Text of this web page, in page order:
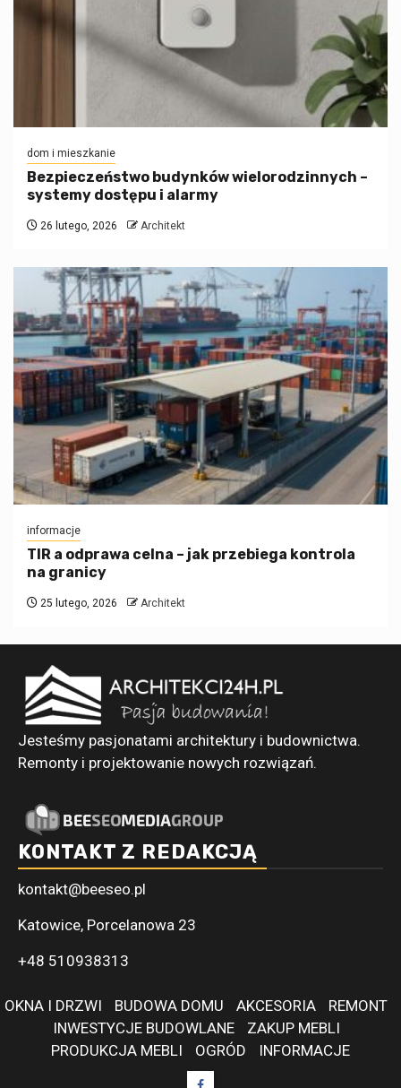
dom i mieszkanie
Bezpieczeństwo budynków wielorodzinnych –
systemy dostępu i alarmy
26 lutego, 2026 Architekt
informacje
TIR a odprawa celna – jak przebiega kontrola
na granicy
25 lutego, 2026 Architekt
Jesteśmy pasjonatami architektury i budownictwa.
Remonty i projektowanie nowych rozwiązań.
KONTAKT Z REDAKCJĄ
kontakt@beeseo.pl
Katowice, Porcelanowa 23
+48 510938313
OKNA I DRZWI BUDOWA DOMU AKCESORIA
REMONT
INWESTYCJE BUDOWLANE
ZAKUP MEBLI
PRODUKCJA MEBLI
OGRÓD INFORMACJE
Facebook